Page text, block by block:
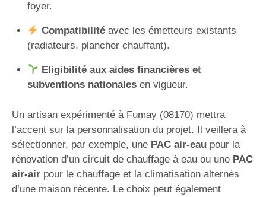
foyer.
Compatibilitéavec les émetteurs existants
(radiateurs, plancher chauffant).
Eligibilité aux aides financières et
subventions nationalesen vigueur.
Un artisan expérimenté à Fumay (08170) mettra
l’accent sur la personnalisation du projet. Il veillera à
sélectionner, par exemple, une PAC air-eau pour la
rénovation d’un circuit de chauffage à eau ou une PAC
air-air pour le chauffage et la climatisation alternés
d’une maison récente. Le choix peut également